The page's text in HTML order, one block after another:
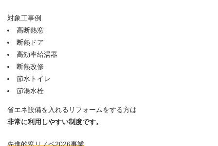
対象工事例
高断熱窓
断熱ドア
高効率給湯器
断熱改修
節水トイレ
節湯水栓
省エネ設備を入れるリフォームをする方は
非常に利用しやすい制度です。
先進的窓リノベ2026事業